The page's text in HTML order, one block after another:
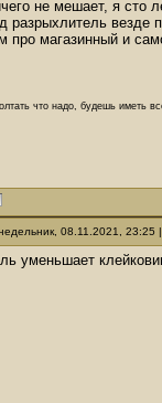
не мешает, я сто
разрыхлитель везде
про магазинный и
что надо, будешь иметь
08.11.2021,
уменьшает